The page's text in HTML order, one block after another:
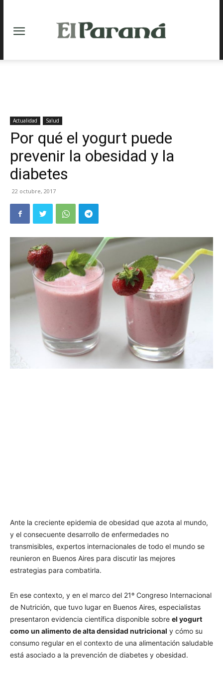
Actualidad Salud
Por qué el yogurt puede
prevenir la obesidad y la
diabetes
22 octubre, 2017
Ante la creciente epidemia de obesidad que azota al mundo,
y el consecuente desarrollo de enfermedades no
transmisibles, expertos internacionales de todo el mundo se
reunieron en Buenos Aires para discutir las mejores
estrategias para combatirla.
En ese contexto, y en el marco del 21º Congreso Internacional
de Nutrición, que tuvo lugar en Buenos Aires, especialistas
presentaron evidencia científica disponible sobre el yogurt
como un alimento de alta densidad nutricional y cómo su
consumo regular en el contexto de una alimentación saludable
está asociado a la prevención de diabetes y obesidad.